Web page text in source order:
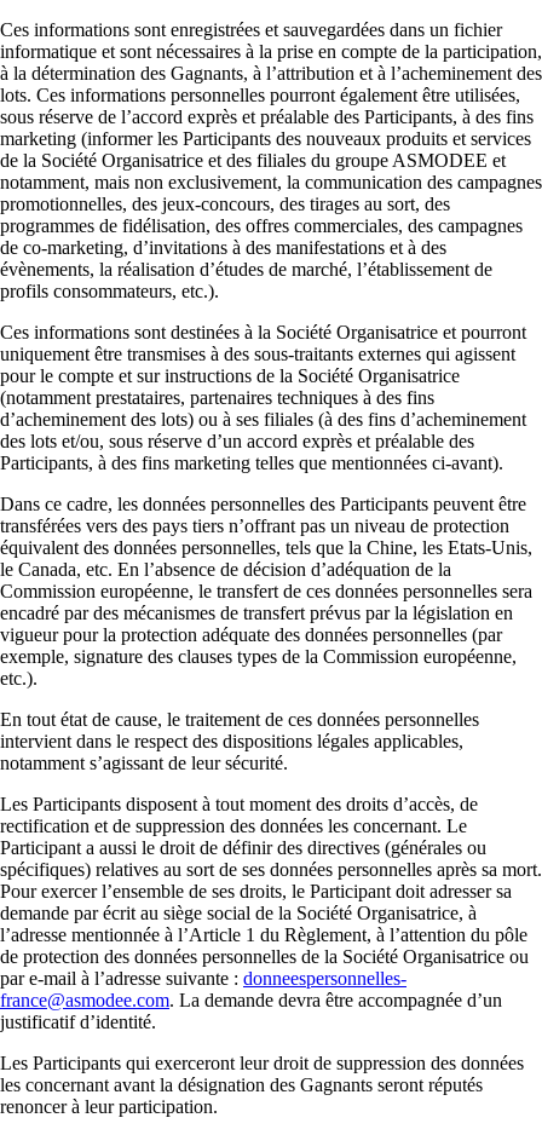
Ces informations sont enregistrées et sauvegardées dans un fichier
informatique et sont nécessaires à la prise en compte de la participation,
à la détermination des Gagnants, à l’attribution et à l’acheminement des
lots. Ces informations personnelles pourront également être utilisées,
sous réserve de l’accord exprès et préalable des Participants, à des fins
marketing (informer les Participants des nouveaux produits et services
de la Société Organisatrice et des filiales du groupe ASMODEE et
notamment, mais non exclusivement, la communication des campagnes
promotionnelles, des jeux-concours, des tirages au sort, des
programmes de fidélisation, des offres commerciales, des campagnes
de co-marketing, d’invitations à des manifestations et à des
évènements, la réalisation d’études de marché, l’établissement de
profils consommateurs, etc.).
Ces informations sont destinées à la Société Organisatrice et pourront
uniquement être transmises à des sous-traitants externes qui agissent
pour le compte et sur instructions de la Société Organisatrice
(notamment prestataires, partenaires techniques à des fins
d’acheminement des lots) ou à ses filiales (à des fins d’acheminement
des lots et/ou, sous réserve d’un accord exprès et préalable des
Participants, à des fins marketing telles que mentionnées ci-avant).
Dans ce cadre, les données personnelles des Participants peuvent être
transférées vers des pays tiers n’offrant pas un niveau de protection
équivalent des données personnelles, tels que la Chine, les Etats-Unis,
le Canada, etc. En l’absence de décision d’adéquation de la
Commission européenne, le transfert de ces données personnelles sera
encadré par des mécanismes de transfert prévus par la législation en
vigueur pour la protection adéquate des données personnelles (par
exemple, signature des clauses types de la Commission européenne,
etc.).
En tout état de cause, le traitement de ces données personnelles
intervient dans le respect des dispositions légales applicables,
notamment s’agissant de leur sécurité.
Les Participants disposent à tout moment des droits d’accès, de
rectification et de suppression des données les concernant. Le
Participant a aussi le droit de définir des directives (générales ou
spécifiques) relatives au sort de ses données personnelles après sa mort.
Pour exercer l’ensemble de ses droits, le Participant doit adresser sa
demande par écrit au siège social de la Société Organisatrice, à
l’adresse mentionnée à l’Article 1 du Règlement, à l’attention du pôle
de protection des données personnelles de la Société Organisatrice ou
par e-mail à l’adresse suivante : donneespersonnelles-
france@asmodee.com. La demande devra être accompagnée d’un
justificatif d’identité.
Les Participants qui exerceront leur droit de suppression des données
les concernant avant la désignation des Gagnants seront réputés
renoncer à leur participation.